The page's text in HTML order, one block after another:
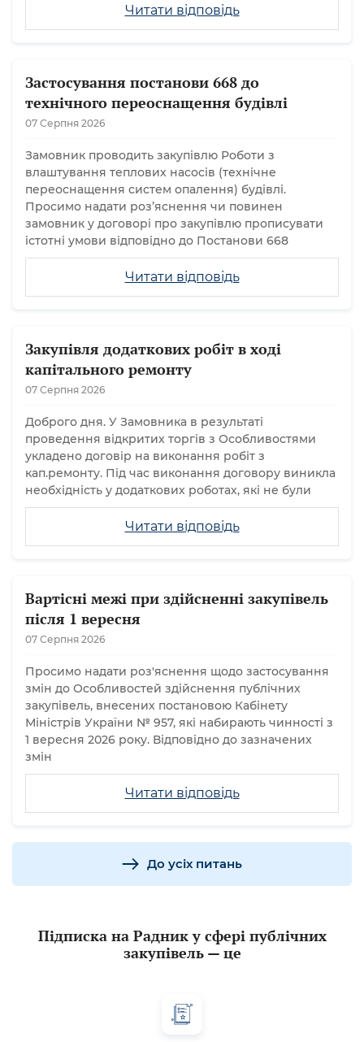
Читати відповідь
Застосування постанови 668 до
технічного переоснащення будівлі
07 Серпня 2026
Читати відповідь
Замовник проводить закупівлю Роботи з
влаштування теплових насосів (технічне
переоснащення систем опалення) будівлі.
Просимо надати розʼяснення чи повинен
замовник у договорі про закупівлю прописувати
істотні умови відповідно до Постанови 668
Закупівля додаткових робіт в ході
капітального ремонту
07 Серпня 2026
Читати відповідь
Доброго дня. У Замовника в результаті
проведення відкритих торгів з Особливостями
укладено договір на виконання робіт з
кап.ремонту. Під час виконання договору виникла
необхідність у додаткових роботах, які не були
Вартісні межі при здійсненні закупівель
після 1 вересня
07 Серпня 2026
Читати відповідь
Просимо надати роз'яснення щодо застосування
змін до Особливостей здійснення публічних
закупівель, внесених постановою Кабінету
Міністрів України № 957, які набирають чинності з
1 вересня 2026 року. Відповідно до зазначених
змін
До усіх питань
Підписка на Радник у сфері публічних
закупівель — це